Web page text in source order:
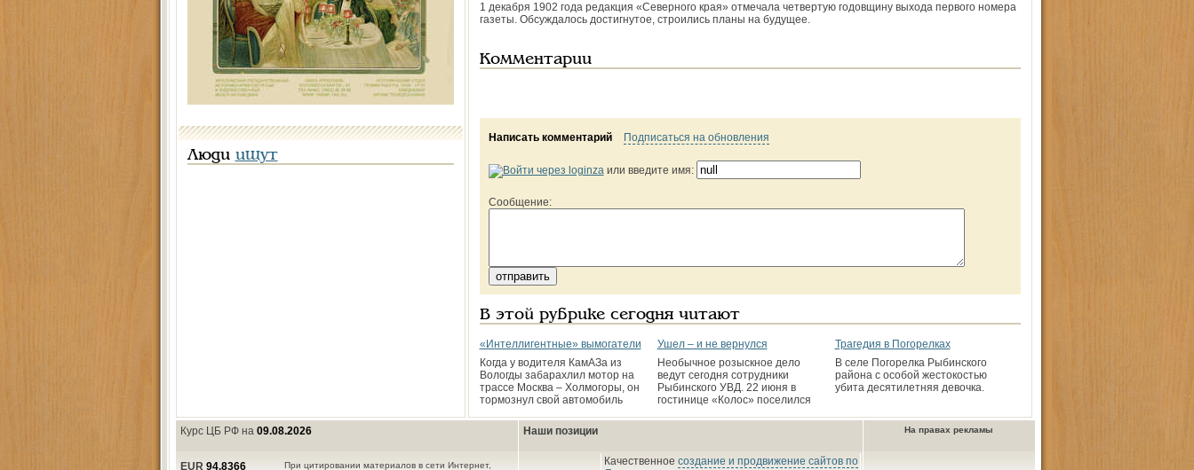
Люди ищут
1 декабря 1902 года редакция «Северного края» отмечала четвертую годовщину выхода первого номера
газеты. Обсуждалось достигнутое, строились планы на будущее.
Комментарии
Написать комментарий Подписаться на обновления
или введите имя:
Сообщение:
В этой рубрике сегодня читают
«Интеллигентные» вымогатели
Когда у водителя КамАЗа из
Вологды забарахлил мотор на
трассе Москва – Холмогоры, он
тормознул свой автомобиль
Ушел – и не вернулся
Необычное розыскное дело
ведут сегодня сотрудники
Рыбинского УВД. 22 июня в
гостинице «Колос» поселился
Трагедия в Погорелках
В селе Погорелка Рыбинского
района с особой жестокостью
убита десятилетняя девочка.
Курс ЦБ РФ на 09.08.2026
При цитировании материалов в сети Интернет,
EUR 94,8366
Наши позиции
Качественное создание и продвижение сайтов по
На правах рекламы